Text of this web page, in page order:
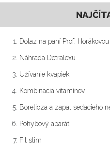
Dotaz na paní Prof. Horákovou
Náhrada Detralexu
Užívanie kvapiek
Kombinacia vitamínov
Borelioza a zapal sedacieho
Pohybový aparát
Fit slim